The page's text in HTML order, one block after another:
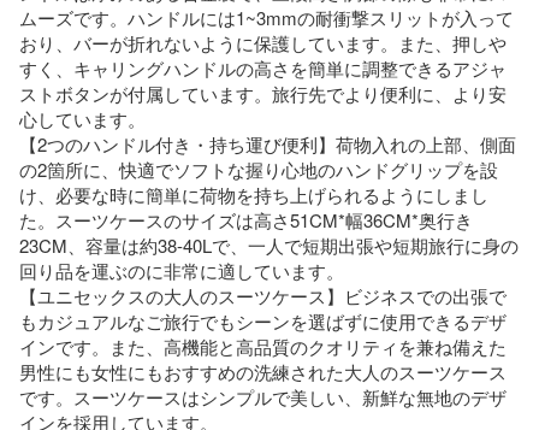
ムーズです。ハンドルには1~3mmの耐衝撃スリットが入って
おり、バーが折れないように保護しています。また、押しや
すく、キャリングハンドルの高さを簡単に調整できるアジャ
ストボタンが付属しています。旅行先でより便利に、より安
心しています。
【2つのハンドル付き・持ち運び便利】荷物入れの上部、側面
の2箇所に、快適でソフトな握り心地のハンドグリップを設
け、必要な時に簡単に荷物を持ち上げられるようにしまし
た。スーツケースのサイズは高さ51CM*幅36CM*奥行き
23CM、容量は約38-40Lで、一人で短期出張や短期旅行に身の
回り品を運ぶのに非常に適しています。
【ユニセックスの大人のスーツケース】ビジネスでの出張で
もカジュアルなご旅行でもシーンを選ばずに使用できるデザ
インです。また、高機能と高品質のクオリティを兼ね備えた
男性にも女性にもおすすめの洗練された大人のスーツケース
です。スーツケースはシンプルで美しい、新鮮な無地のデザ
インを採用しています。